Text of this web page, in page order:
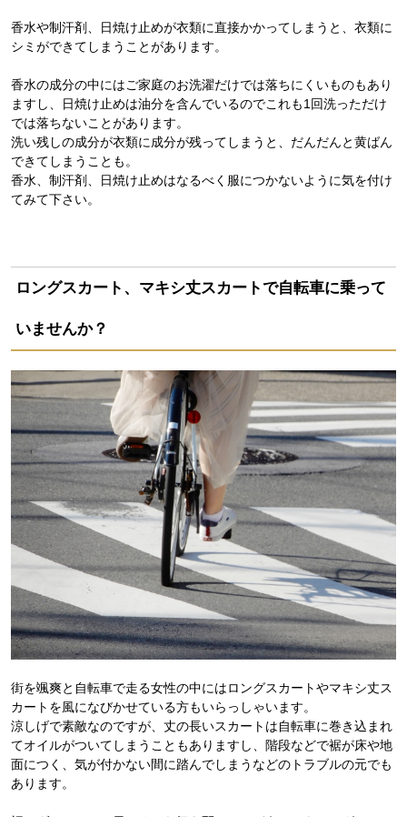
香水や制汗剤、日焼け止めが衣類に直接かかってしまうと、衣類に
シミができてしまうことがあります。
香水の成分の中にはご家庭のお洗濯だけでは落ちにくいものもあり
ますし、日焼け止めは油分を含んでいるのでこれも1回洗っただけ
では落ちないことがあります。
洗い残しの成分が衣類に成分が残ってしまうと、だんだんと黄ばん
できてしまうことも。
香水、制汗剤、日焼け止めはなるべく服につかないように気を付け
てみて下さい。
ロングスカート、マキシ丈スカートで自転車に乗って
いませんか？
街を颯爽と自転車で走る女性の中にはロングスカートやマキシ丈ス
カートを風になびかせている方もいらっしゃいます。
涼しげで素敵なのですが、丈の長いスカートは自転車に巻き込まれ
てオイルがついてしまうこともありますし、階段などで裾が床や地
面につく、気が付かない間に踏んでしまうなどのトラブルの元でも
あります。